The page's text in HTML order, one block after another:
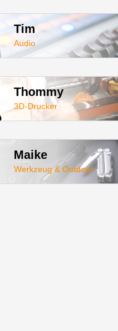
Tim
Audio
Thommy
3D-Drucker
Maike
Werkzeug & Outdoor